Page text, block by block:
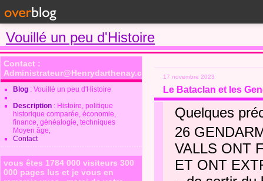
Vouillé un peu d'Histoire
Contact :
Administrateur@Henrydarthenay.com
Blog : Vouillé un peu d'Histoire
Description : Histoire, politique
historique comparée, économie,
finance, généalogie, techniques
Moyen âge,
Contact
vous êtes 1784 000 visiteurs 300
000 pages lus et je vous en
17 novembre 2023
Le Bataclan et les
Quelques
26
VALLS ONT
ET ONT